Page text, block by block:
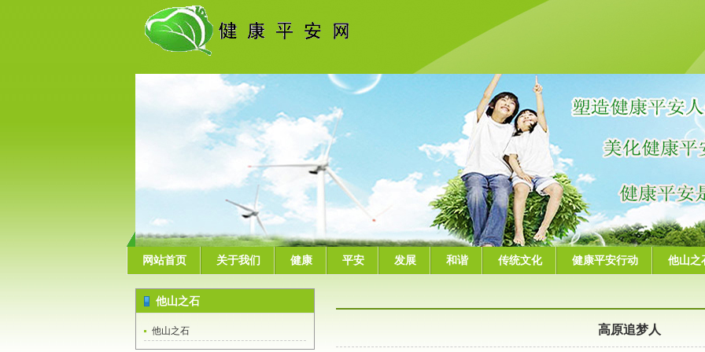
网站首页 关于我们 健康 平安 发展 和谐 传统文化 健康平安行动 他山之
他山之石
他山之石 高原追梦人